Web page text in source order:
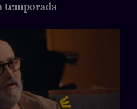
preocupación es que la
temporada